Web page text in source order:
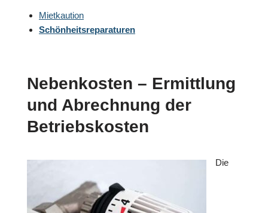
Mietkaution
Schönheitsreparaturen
Nebenkosten – Ermittlung
und Abrechnung der
Betriebskosten
Die